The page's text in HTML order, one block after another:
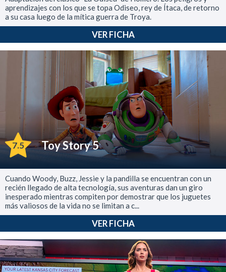
aprendizajes con los que se topa Odiseo, rey de Ítaca, de retorno
a su casa luego de la mítica guerra de Troya.
VER FICHA
7.5 Toy Story 5
Cuando Woody, Buzz, Jessie y la pandilla se encuentran con un
recién llegado de alta tecnología, sus aventuras dan un giro
inesperado mientras compiten por demostrar que los juguetes
más valiosos de la vida no se limitan a c...
VER FICHA